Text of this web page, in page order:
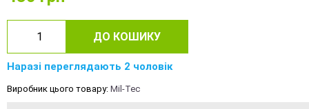
ДО КОШИКУ
Наразі переглядають 2 чоловік
Виробник цього товару: Mil-Tec